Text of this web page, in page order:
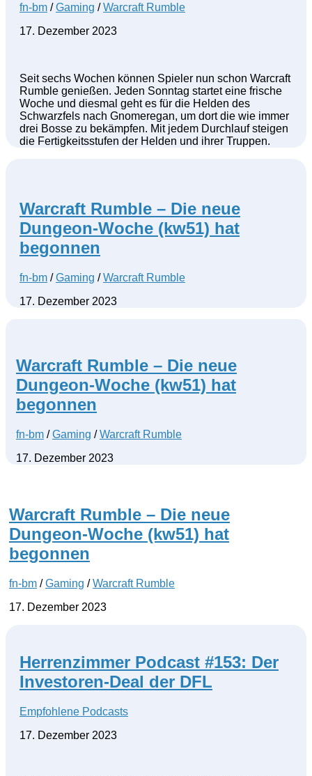
fn-bm /Gaming /Warcraft Rumble
17. Dezember 2023
Seit sechs Wochen können Spieler nun schon Warcraft
Rumble genießen. Jeden Sonntag startet eine frische
Woche und diesmal geht es für die Helden des
Schwarzfels nach Gnomeregan, um dort die wie immer
drei Bosse zu bekämpfen. Mit jedem Durchlauf steigen
die Fertigkeitsstufen der Helden und ihrer Truppen.
Warcraft Rumble – Die neue
Dungeon-Woche (kw51) hat
begonnen
fn-bm /Gaming /Warcraft Rumble
17. Dezember 2023
Warcraft Rumble – Die neue
Dungeon-Woche (kw51) hat
begonnen
fn-bm /Gaming /Warcraft Rumble
17. Dezember 2023
Warcraft Rumble – Die neue
Dungeon-Woche (kw51) hat
begonnen
fn-bm /Gaming /Warcraft Rumble
17. Dezember 2023
Herrenzimmer Podcast #153: Der
Investoren-Deal der DFL
Empfohlene Podcasts
17. Dezember 2023